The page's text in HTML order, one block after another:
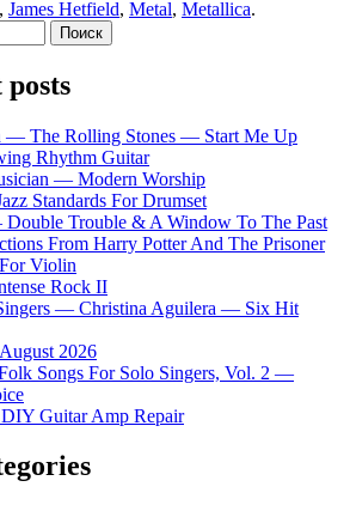
, James Hetfield, Metal, Metallica.
— The Rolling Stones — Start Me Up
Rhythm Guitar
— Modern Worship
Standards For Drumset
Trouble & A Window To The Past
From Harry Potter And The Prisoner
Violin
Rock II
— Christina Aguilera — Six Hit
2026
Songs For Solo Singers, Vol. 2 —
Guitar Amp Repair